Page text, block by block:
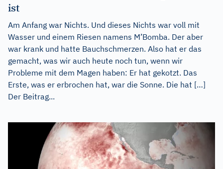
ist
Am Anfang war Nichts. Und dieses Nichts war voll mit
Wasser und einem Riesen namens M’Bomba. Der aber
war krank und hatte Bauchschmerzen. Also hat er das
gemacht, was wir auch heute noch tun, wenn wir
Probleme mit dem Magen haben: Er hat gekotzt. Das
Erste, was er erbrochen hat, war die Sonne. Die hat […]
Der Beitrag...